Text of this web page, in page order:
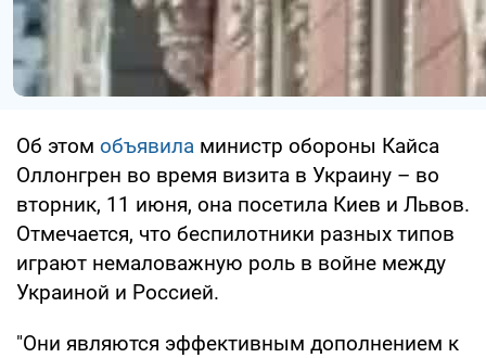
Об этом объявила министр обороны Кайса
Оллонгрен во время визита в Украину – во
вторник, 11 июня, она посетила Киев и Львов.
Отмечается, что беспилотники разных типов
играют немаловажную роль в войне между
Украиной и Россией.
"Они являются эффективным дополнением к